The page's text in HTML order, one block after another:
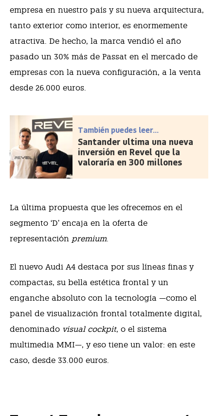
empresa en nuestro país y su nueva arquitectura,
tanto exterior como interior, es enormemente
atractiva. De hecho, la marca vendió el año
pasado un 30% más de Passat en el mercado de
empresas con la nueva configuración, a la venta
desde 26.000 euros.
También puedes leer...
Santander ultima una nueva
inversión en Revel que la
valoraría en 300 millones
La última propuesta que les ofrecemos en el
segmento ‘D’ encaja en la oferta de
representación premium.
El nuevo Audi A4 destaca por sus líneas finas y
compactas, su bella estética frontal y un
enganche absoluto con la tecnología —como el
panel de visualización frontal totalmente digital,
denominado visual cockpit, o el sistema
multimedia MMI—, y eso tiene un valor: en este
caso, desde 33.000 euros.